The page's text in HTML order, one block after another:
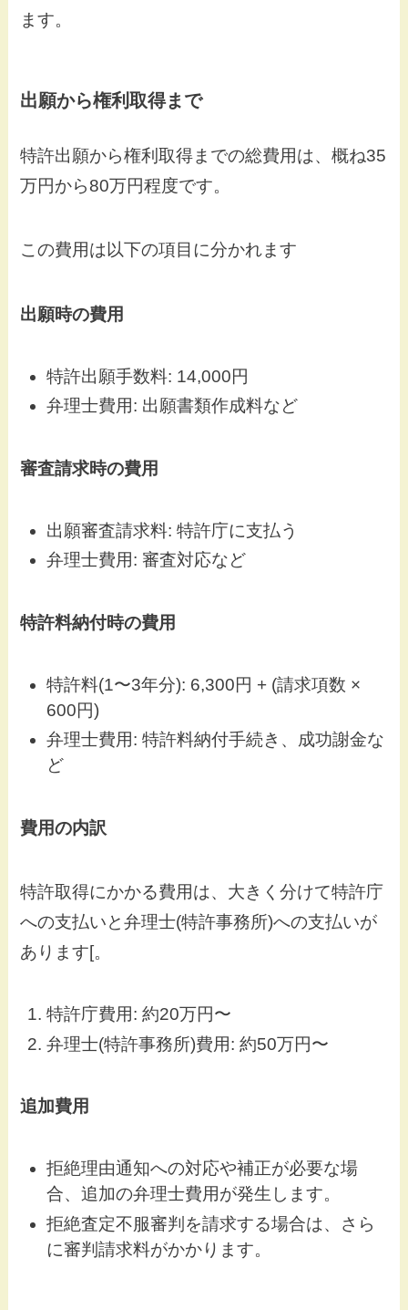
ます。
出願から権利取得まで
特許出願から権利取得までの総費用は、概ね35
万円から80万円程度です。
この費用は以下の項目に分かれます
出願時の費用
特許出願手数料: 14,000円
弁理士費用: 出願書類作成料など
審査請求時の費用
出願審査請求料: 特許庁に支払う
弁理士費用: 審査対応など
特許料納付時の費用
特許料(1〜3年分): 6,300円 + (請求項数 ×
600円)
弁理士費用: 特許料納付手続き、成功謝金な
ど
費用の内訳
特許取得にかかる費用は、大きく分けて特許庁
への支払いと弁理士(特許事務所)への支払いが
あります[。
特許庁費用: 約20万円〜
弁理士(特許事務所)費用: 約50万円〜
追加費用
拒絶理由通知への対応や補正が必要な場
合、追加の弁理士費用が発生します。
拒絶査定不服審判を請求する場合は、さら
に審判請求料がかかります。